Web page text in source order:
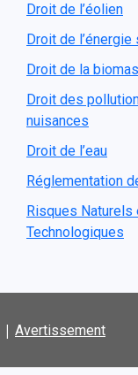
Droit de l’éolien
Droit de l’énergie
Droit de la
Droit des
nuisances
Droit de l’eau
Réglementation
Risques Naturels
Technologiques
| Avertissement